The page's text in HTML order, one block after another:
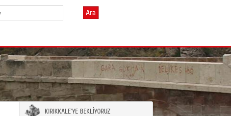
Ara
KIRIKKALE'YE BEKLİYORUZ